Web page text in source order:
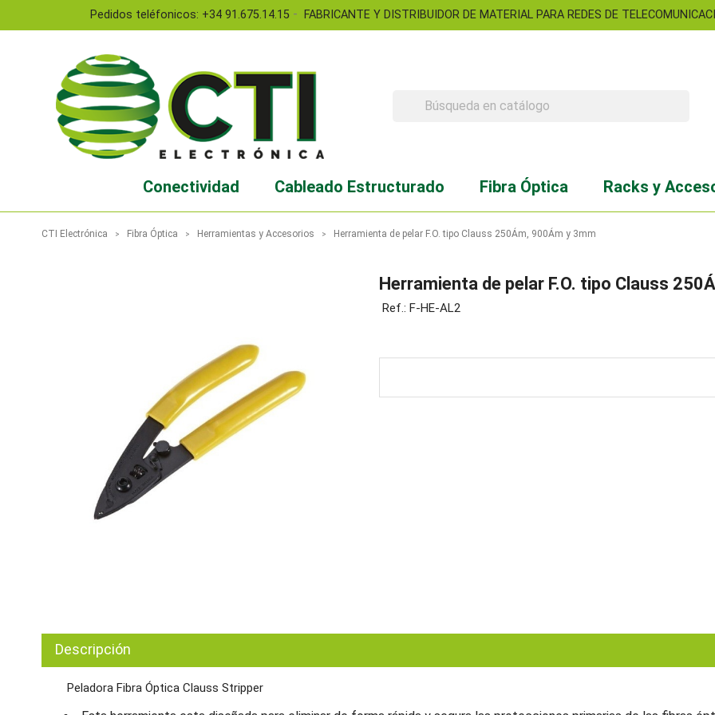
Pedidos teléfonicos: +34 91.675.14.15- FABRICANTE Y DISTRIBUIDOR DE MATERIAL PARA REDES DE
Conectividad Cableado Estructurado Fibra Óptica Racks y
CTI Electrónica Fibra Óptica Herramientas y Accesorios Herramienta de pelar F.O. tipo Clauss 250Ám, 900Ám y 3mm
Herramienta de pelar F.O. tipo Clauss
Ref.: F-HE-AL2
Descripción
Peladora Fibra Óptica Clauss Stripper